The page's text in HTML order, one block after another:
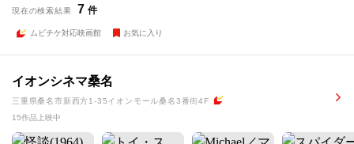
現在の検索結果 7 件
ムビチケ対応映画館 お気に入り
イオンシネマ桑名
三重県桑名市新西方1-35イオンモール桑名3番街4F
15作品上映中